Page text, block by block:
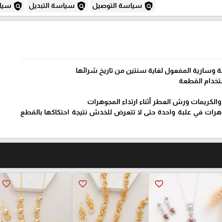
policy سياسة التوصيل policy سياسة التبديل policy
وسارية المفعول لغاية سنتين من تاريخ شرائها
القطعة
ورش العطر أثناء ارتداء المجوهرات
في علبة واحدة حتى لا تتعرض للخدش نتيجة احتكاكها بالقطع
favorite_border
favorite_border
favorite_border